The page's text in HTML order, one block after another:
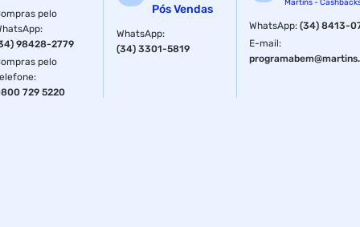
pelo
:
98428-2779
pelo
:
729 5220
Pós Vendas
WhatsApp:
(34) 3301-5819
Martins -
WhatsApp:(34) 8413-
E-mail: